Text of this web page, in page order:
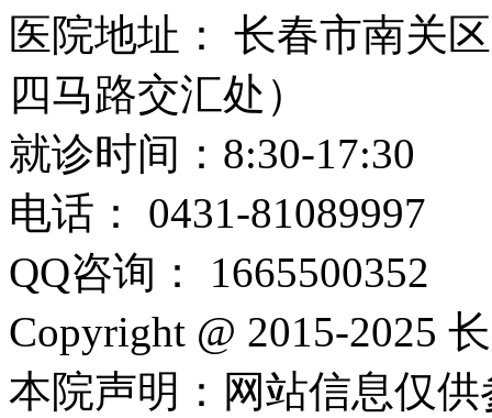
医院地址： 长春市南关
四马路交汇处）
就诊时间：8:30-17:30
电话： 0431-81089997
QQ咨询： 1665500352
Copyright @ 2015-2025
本院声明：网站信息仅